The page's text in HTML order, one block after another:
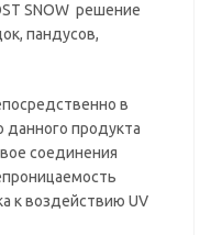
SNOW решение
пандусов,
в
данного продукта
соединения
к воздействию UV